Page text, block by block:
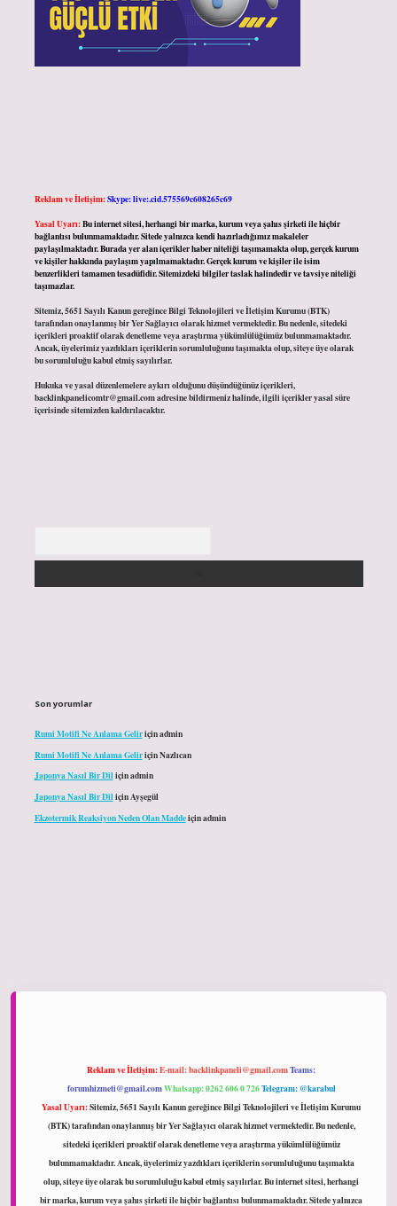
Reklam ve İletişim:Skype: live:.cid.575569c608265c69
Yasal Uyarı:Bu internet sitesi, herhangi bir marka, kurum veya şahıs şirketi ile hiçbir
bağlantısı bulunmamaktadır. Sitede yalnızca kendi hazırladığımız makaleler
paylaşılmaktadır. Burada yer alan içerikler haber niteliği taşımamakta olup, gerçek kurum
ve kişiler hakkında paylaşım yapılmamaktadır. Gerçek kurum ve kişiler ile isim
benzerlikleri tamamen tesadüfidir. Sitemizdeki bilgiler taslak halindedir ve tavsiye niteliği
taşımazlar.
Sitemiz, 5651 Sayılı Kanun gereğince Bilgi Teknolojileri ve İletişim Kurumu (BTK)
tarafından onaylanmış bir Yer Sağlayıcı olarak hizmet vermektedir. Bu nedenle, sitedeki
içerikleri proaktif olarak denetleme veya araştırma yükümlülüğümüz bulunmamaktadır.
Ancak, üyelerimiz yazdıkları içeriklerin sorumluluğunu taşımakta olup, siteye üye olarak
bu sorumluluğu kabul etmiş sayılırlar.
Hukuka ve yasal düzenlemelere aykırı olduğunu düşündüğünüz içerikleri,
backlinkpanelicomtr@gmail.comadresine bildirmeniz halinde, ilgili içerikler yasal süre
içerisinde sitemizden kaldırılacaktır.
Son yorumlar
Rumi Motifi Ne Anlama Geliriçinadmin
Rumi Motifi Ne Anlama GeliriçinNazlıcan
Japonya Nasıl Bir Diliçinadmin
Japonya Nasıl Bir DiliçinAyşegül
Ekzotermik Reaksiyon Neden Olan Maddeiçinadmin
Reklam ve İletişim:E-mail:backlinkpaneli@gmail.comTeams:
forumhizmeti@gmail.comWhatsapp: 0262 606 0 726Telegram: @karabul
Yasal Uyarı:Sitemiz, 5651 Sayılı Kanun gereğince Bilgi Teknolojileri ve İletişim Kurumu
(BTK) tarafından onaylanmış bir Yer Sağlayıcı olarak hizmet vermektedir. Bu nedenle,
sitedeki içerikleri proaktif olarak denetleme veya araştırma yükümlülüğümüz
bulunmamaktadır. Ancak, üyelerimiz yazdıkları içeriklerin sorumluluğunu taşımakta
olup, siteye üye olarak bu sorumluluğu kabul etmiş sayılırlar. Bu internet sitesi, herhangi
bir marka, kurum veya şahıs şirketi ile hiçbir bağlantısı bulunmamaktadır. Sitede yalnızca